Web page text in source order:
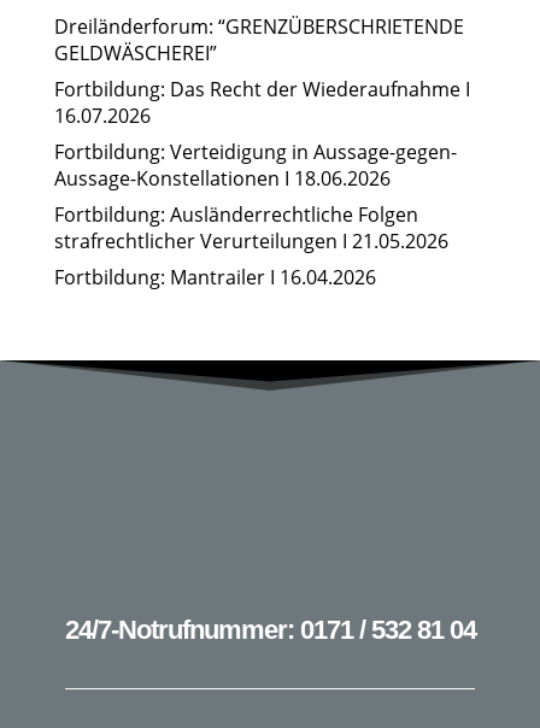
Dreiländerforum: “GRENZÜBERSCHRIETENDE
GELDWÄSCHEREI”
Fortbildung: Das Recht der Wiederaufnahme I
16.07.2026
Fortbildung: Verteidigung in Aussage-gegen-
Aussage-Konstellationen I 18.06.2026
Fortbildung: Ausländerrechtliche Folgen
strafrechtlicher Verurteilungen I 21.05.2026
Fortbildung: Mantrailer I 16.04.2026
24/7-Notrufnummer: 0171 / 532 81 04